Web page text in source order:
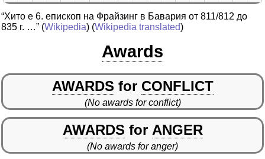
“Хито е 6. епископ на Фрайзинг в Бавария от 811/812 до
835 г. …” (Wikipedia) (Wikipedia translated)
Awards
AWARDS for CONFLICT
(No awards for conflict)
AWARDS for ANGER
(No awards for anger)